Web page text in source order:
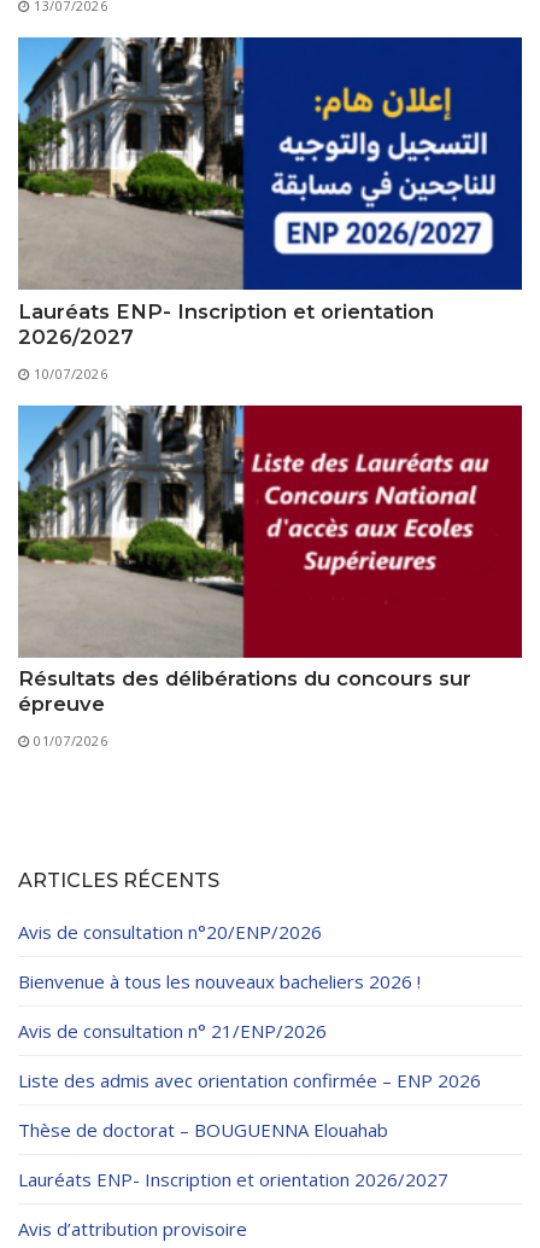
Programmes Pédagogiques
Formations assurées
Stages
Diplômes
Imprimés des œuvres Sociales
Imprimes de post graduation
Charte de Déontologie et D’éthique Universitaires
13/07/2026
Lauréats ENP- Inscription et orientation
2026/2027
10/07/2026
Résultats des délibérations du concours sur
épreuve
01/07/2026
ARTICLES RÉCENTS
Avis de consultation n°20/ENP/2026
Bienvenue à tous les nouveaux bacheliers 2026 !
Avis de consultation n° 21/ENP/2026
Liste des admis avec orientation confirmée – ENP 2026
Thèse de doctorat – BOUGUENNA Elouahab
Lauréats ENP- Inscription et orientation 2026/2027
Avis d’attribution provisoire